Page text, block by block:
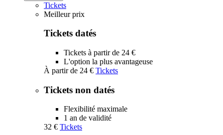
Tickets
Meilleur prix
Tickets datés
Tickets à partir de 24 €
L'option la plus avantageuse
À partir de 24 € Tickets
Tickets non datés
Flexibilité maximale
1 an de validité
32 € Tickets